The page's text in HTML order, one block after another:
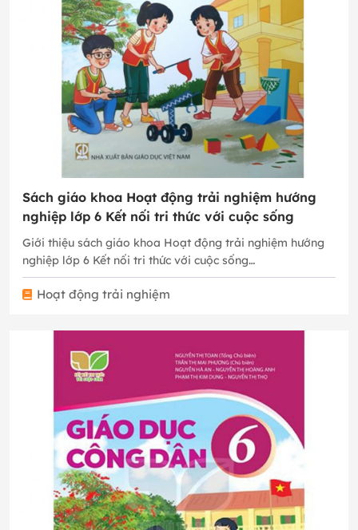
Sách giáo khoa Hoạt động trải nghiệm hướng
nghiệp lớp 6 Kết nối tri thức với cuộc sống
Giới thiệu sách giáo khoa Hoạt động trải nghiệm hướng
nghiệp lớp 6 Kết nối tri thức với cuộc sống…
Hoạt động trải nghiệm